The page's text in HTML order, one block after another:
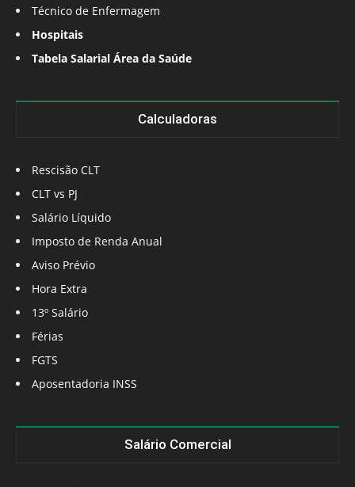
Técnico de Enfermagem
Hospitais
Tabela Salarial Área da Saúde
Calculadoras
Rescisão CLT
CLT vs PJ
Salário Líquido
Imposto de Renda Anual
Aviso Prévio
Hora Extra
13º Salário
Férias
FGTS
Aposentadoria INSS
Salário Comercial